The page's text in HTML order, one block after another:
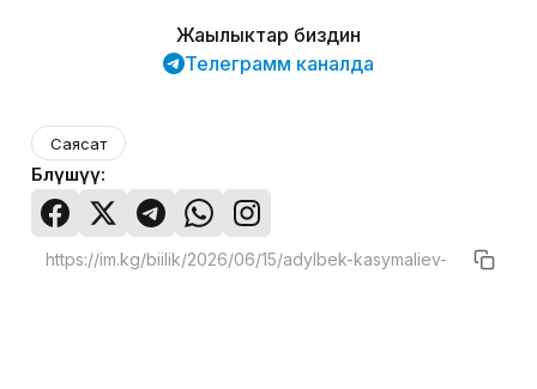
Жаңылыктар биздин
Телеграмм каналда
Саясат
Бөлүшүү: